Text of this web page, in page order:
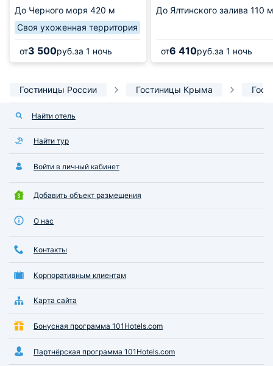
До Черного моря 420 м
Своя ухоженная территория
от3 500руб.за 1 ночь
До Ялтинского залива 110 м
от6 410руб.за 1 ночь
Гостиницы России Гостиницы Крыма
Найти отель
Найти тур
Войти в личный кабинет
Добавить объект размещения
О нас
Контакты
Корпоративным клиентам
Карта сайта
Бонусная программа 101Hotels.com
Партнёрская программа 101Hotels.com